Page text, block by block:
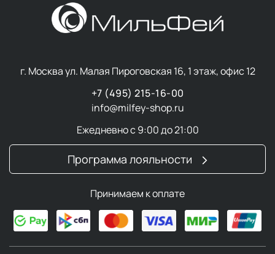
г. Москва ул. Малая Пироговская 16, 1 этаж, офис 12
+7 (495) 215-16-00
info@milfey-shop.ru
Ежедневно с 9:00 до 21:00
Программа лояльности
Принимаем к оплате